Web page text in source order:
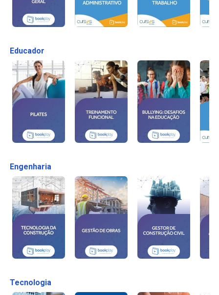
Educador
Engenharia
Tecnologia